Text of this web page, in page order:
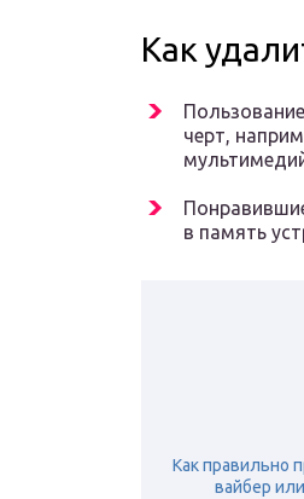
Как
черт,
в память
Как правильно
вайбер